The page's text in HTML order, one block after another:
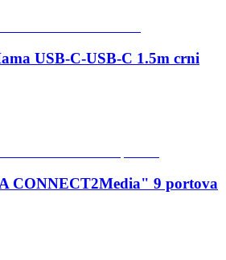
USB-C-USB-C 1.5m crni
CONNECT2Media" 9 portova